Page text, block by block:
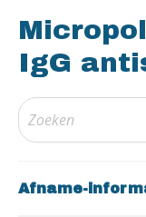
IgG
Afname-